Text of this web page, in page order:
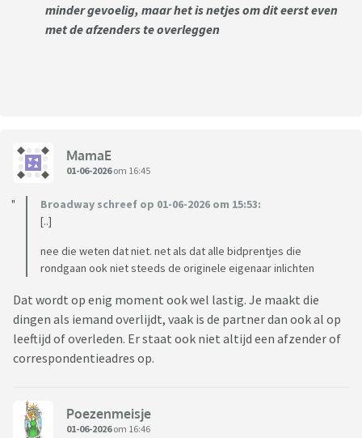
minder gevoelig, maar het is netjes om dit eerst even
met de afzenders te overleggen
MamaE
01-06-2026om 16:45
Broadway schreef op 01-06-2026 om 15:53:
[..]
nee die weten dat niet. net als dat alle bidprentjes die
rondgaan ook niet steeds de originele eigenaar inlichten
Dat wordt op enig moment ook wel lastig. Je maakt die
dingen als iemand overlijdt, vaak is de partner dan ook al op
leeftijd of overleden. Er staat ook niet altijd een afzender of
correspondentieadres op.
Poezenmeisje
01-06-2026om 16:46